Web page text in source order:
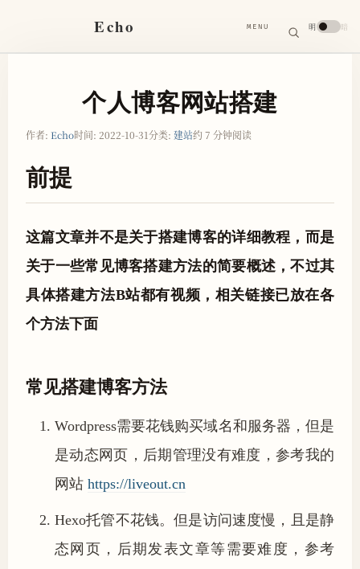
Echo MENU
索 搜
明 暗
个人博客网站搭建
作者: Echo时间: 2022-10-31分类: 建站约 7 分钟阅读
前提
这篇文章并不是关于搭建博客的详细教程，而是
关于一些常见博客搭建方法的简要概述，不过其
具体搭建方法B站都有视频，相关链接已放在各
个方法下面
常见搭建博客方法
Wordpress需要花钱购买域名和服务器，但是
是动态网页，后期管理没有难度，参考我的
网站 https://liveout.cn
Hexo托管不花钱。但是访问速度慢，且是静
态网页，后期发表文章等需要难度，参考